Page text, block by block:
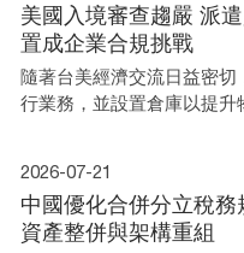
美國入境審查趨嚴 派
置成企業合規挑戰
隨著台美經濟交流日益密
行業務，並設置倉庫以提升
2026-07-21
中國優化合併分立稅
資產整併與架構重組